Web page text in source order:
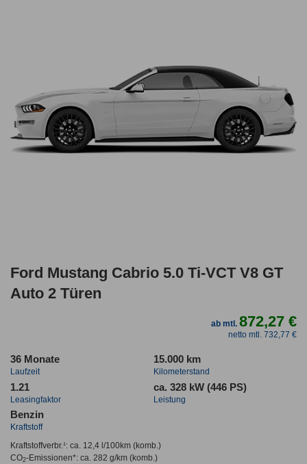
Ford Mustang Cabrio 5.0 Ti-VCT V8 GT
Auto 2 Türen
ab mtl.872,27 €
netto mtl. 732,77 €
36 Monate
Laufzeit
15.000 km
Kilometerstand
1.21
Leasingfaktor
ca. 328 kW (446 PS)
Leistung
Benzin
Kraftstoff
Kraftstoffverbr.¹: ca. 12,4 l/100km(komb.)
CO2-Emissionen*: ca. 282 g/km(komb.)